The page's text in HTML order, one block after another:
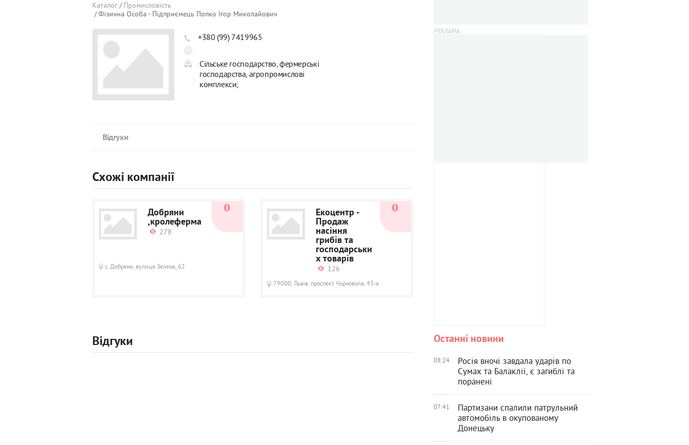
Каталог
Промисловість
Фізична Особа - Підприємець Попко Ігор Миколайович
+380 (99) 7419965
Сільське господарство, фермерські
господарства, агропромислові
комплекси;
Відгуки
Схожі компанії
Добряни
,кролеферма
278
с. Добряни, вулиця Зелена, 62
0 Екоцентр -
Продаж
насіння
грибів та
господарськи
х товарів
126
79000, Львів, проспект Чорновола, 43-а
0
Відгуки Останні новини
08:24
Росія вночі завдала ударів по
Сумах та Балаклії, є загиблі та
поранені
07:41
Партизани спалили патрульний
автомобіль в окупованому
Донецьку